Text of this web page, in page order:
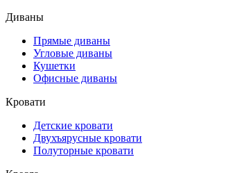
Диваны
Прямые диваны
Угловые диваны
Кушетки
Офисные диваны
Кровати
Детские кровати
Двухъярусные кровати
Полуторные кровати